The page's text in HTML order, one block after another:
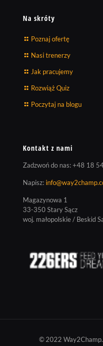
Na skróty
Poznaj ofertę
Nasi trenerzy
Jak pracujemy
Rozwiąż Quiz
Poczytaj na blogu
Kontakt z nami
Zadzwoń do nas:+48 18
Napisz:
Magazynowa 1
33-350 Stary Sącz
woj. małopolskie / Beskid
© 2022